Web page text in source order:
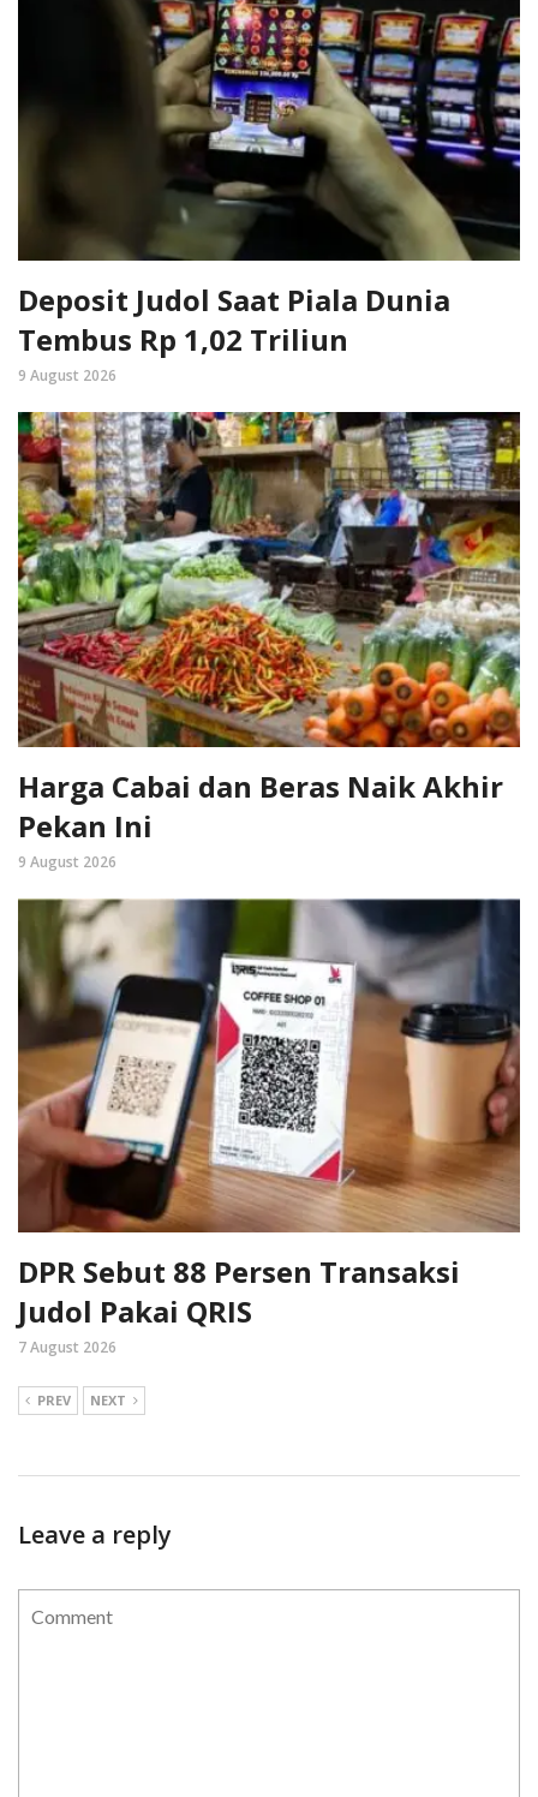
Deposit Judol Saat Piala Dunia
Tembus Rp 1,02 Triliun
9 August 2026
Harga Cabai dan Beras Naik Akhir
Pekan Ini
9 August 2026
DPR Sebut 88 Persen Transaksi
Judol Pakai QRIS
7 August 2026
PREV NEXT
Leave a reply